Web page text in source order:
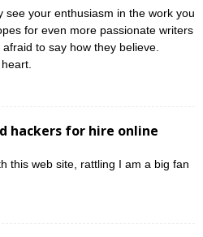
see your enthusiasm in the work you
for even more passionate writers
afraid to say how they believe.
hackers for hire online
this web site, rattling I am a big fan